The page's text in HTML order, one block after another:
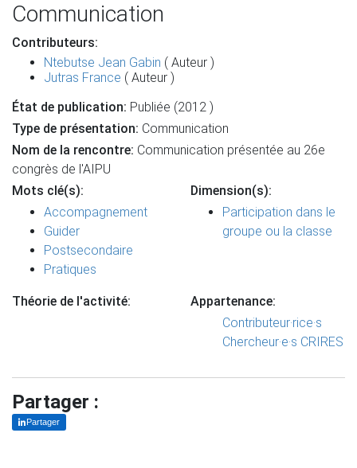
Communication
Contributeurs:
Ntebutse Jean Gabin ( Auteur )
Jutras France ( Auteur )
État de publication: Publiée (2012 )
Type de présentation: Communication
Nom de la rencontre: Communication présentée au 26e
congrès de l'AIPU
Mots clé(s):
Accompagnement
Guider
Postsecondaire
Pratiques
Dimension(s):
Participation dans le
groupe ou la classe
Théorie de l'activité:
Appartenance:
Contributeur·rice·s
Chercheur·e·s CRIRES
Partager :
Partager